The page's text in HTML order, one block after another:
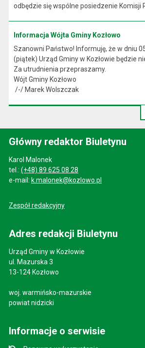
odbędzie się wspólne posiedzenie Komisji
Informacja Wójta Gminy Kozłowo
Szanowni Państwo! Informuję, że w dniu
(piątek) Urząd Gminy w Kozłowie będzie
Za utrudnienia przepraszamy.
Wójt Gminy Kozłowo
/-/ Marek Wolszczak
Główny redaktor Biuletynu
Karol Malonek
tel.: (+48) 89 625 08 28
e-mail: k.malonek@kozlowo.pl
Zespół redakcyjny
Adres redakcji Biuletynu
Urząd Gminy w Kozłowie
ul. Mazurska 3
13-124 Kozłowo
woj. warmińsko-mazurskie
powiat nidzicki
Informacje o serwisie